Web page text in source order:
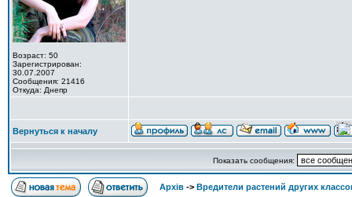
Возраст: 50
Зарегистрирован:
30.07.2007
Сообщения: 21416
Откуда: Днепр
Вернуться к началу
Показать сообщения:
Архів -> Вредители растений других